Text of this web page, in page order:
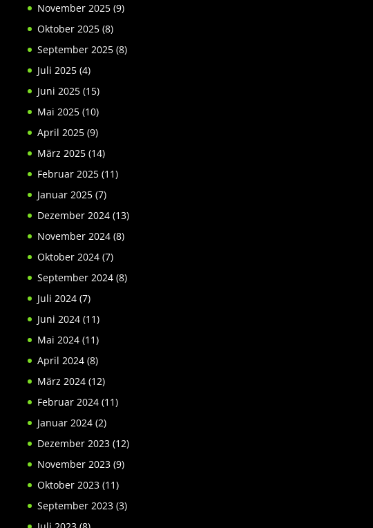
November 2025(9)
Oktober 2025(8)
September 2025(8)
Juli 2025(4)
Juni 2025(15)
Mai 2025(10)
April 2025(9)
März 2025(14)
Februar 2025(11)
Januar 2025(7)
Dezember 2024(13)
November 2024(8)
Oktober 2024(7)
September 2024(8)
Juli 2024(7)
Juni 2024(11)
Mai 2024(11)
April 2024(8)
März 2024(12)
Februar 2024(11)
Januar 2024(2)
Dezember 2023(12)
November 2023(9)
Oktober 2023(11)
September 2023(3)